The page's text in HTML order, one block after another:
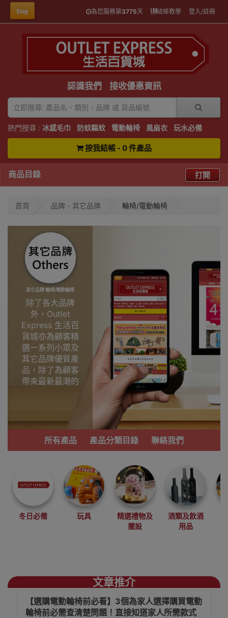
Eng 為您服務第3775天 結帳教學 登入/註冊
認識我們 接收優惠資訊
熱門搜尋 : 冰感毛巾 防蚊驅蚊 電動輪椅 風扇衣 玩水必備
按我結帳 - 0 件產品
商品目錄 打開
首頁 品牌 - 其它品牌 輪椅/電動輪椅
其它品牌 輪椅/電動輪椅
除了各大品牌
外，Outlet
Express 生活百
貨城亦為顧客精
選一系列小眾及
其它品牌優質產
品，除了為顧客
帶來最新最潮的
產品外，亦包括
功能齊備的產
品。
我們每月會固定
尋找最更新、最
潮、有特色而且
優惠的優質產
品，從用家的角
度為你帶來你的
最好選擇。
所有產品 產品分類目錄 聯絡我們
冬日必備 玩具
精選禮物及
擺設
酒類及飲酒
用品
文章推介
【選購電動輪椅前必看】3個為家人選擇購買電動
輪椅前必需查清楚問題！直接知道家人所需款式